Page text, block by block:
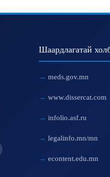
Шаардлагатай
meds.gov.mn
www.dissercat.com
infolio.asf.ru
legalinfo.mn/mn
econtent.edu.mn